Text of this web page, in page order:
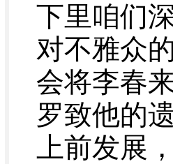
下里咱们
对不雅众
会将李春
罗致他的
上前发展